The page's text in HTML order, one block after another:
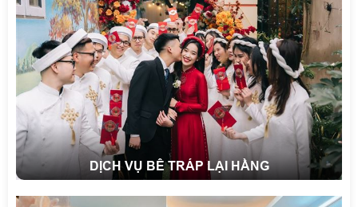
DỊCH VỤ BÊ TRÁP LẠI HẰNG